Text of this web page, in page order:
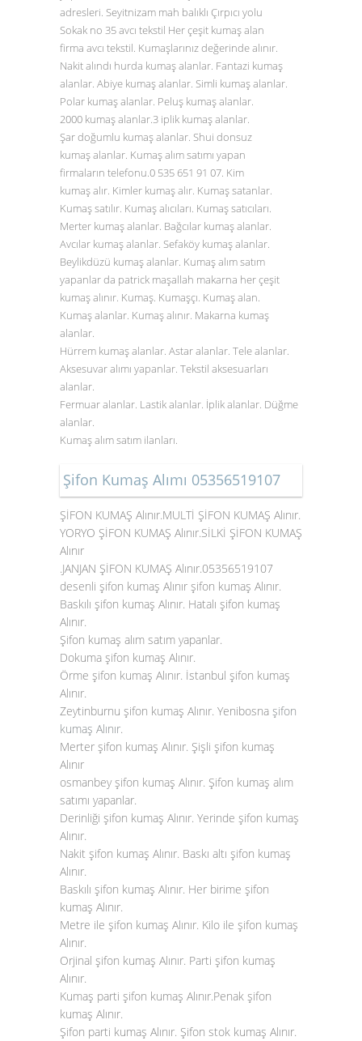
adresleri. Seyitnizam mah balıklı Çırpıcı yolu
Sokak no 35 avcı tekstil Her çeşit kumaş alan
firma avcı tekstil. Kumaşlarınız değerinde alınır.
Nakit alındı hurda kumaş alanlar. Fantazi kumaş
alanlar. Abiye kumaş alanlar. Simli kumaş alanlar.
Polar kumaş alanlar. Peluş kumaş alanlar.
2000 kumaş alanlar.3 iplik kumaş alanlar.
Şar doğumlu kumaş alanlar. Shui donsuz
kumaş alanlar. Kumaş alım satımı yapan
firmaların telefonu.0 535 651 91 07. Kim
kumaş alır. Kimler kumaş alır. Kumaş satanlar.
Kumaş satılır. Kumaş alıcıları. Kumaş satıcıları.
Merter kumaş alanlar. Bağcılar kumaş alanlar.
Avcılar kumaş alanlar. Sefaköy kumaş alanlar.
Beylikdüzü kumaş alanlar. Kumaş alım satım
yapanlar da patrick maşallah makarna her çeşit
kumaş alınır. Kumaş. Kumaşçı. Kumaş alan.
Kumaş alanlar. Kumaş alınır. Makarna kumaş
alanlar.
Hürrem kumaş alanlar. Astar alanlar. Tele alanlar.
Aksesuvar alımı yapanlar. Tekstil aksesuarları
alanlar.
Fermuar alanlar. Lastik alanlar. İplik alanlar. Düğme
alanlar.
Kumaş alım satım ilanları.
Şifon Kumaş Alımı 05356519107
ŞİFON KUMAŞ Alınır.MULTİ ŞİFON KUMAŞ Alınır.
YORYO ŞİFON KUMAŞ Alınır.SİLKİ ŞİFON KUMAŞ
Alınır
.JANJAN ŞİFON KUMAŞ Alınır.05356519107
desenli şifon kumaş Alınır şifon kumaş Alınır.
Baskılı şifon kumaş Alınır. Hatalı şifon kumaş
Alınır.
Şifon kumaş alım satım yapanlar.
Dokuma şifon kumaş Alınır.
Örme şifon kumaş Alınır. İstanbul şifon kumaş
Alınır.
Zeytinburnu şifon kumaş Alınır. Yenibosna şifon
kumaş Alınır.
Merter şifon kumaş Alınır. Şişli şifon kumaş
Alınır
osmanbey şifon kumaş Alınır. Şifon kumaş alım
satımı yapanlar.
Derinliği şifon kumaş Alınır. Yerinde şifon kumaş
Alınır.
Nakit şifon kumaş Alınır. Baskı altı şifon kumaş
Alınır.
Baskılı şifon kumaş Alınır. Her birime şifon
kumaş Alınır.
Metre ile şifon kumaş Alınır. Kilo ile şifon kumaş
Alınır.
Orjinal şifon kumaş Alınır. Parti şifon kumaş
Alınır.
Kumaş parti şifon kumaş Alınır.Penak şifon
kumaş Alınır.
Şifon parti kumaş Alınır. Şifon stok kumaş Alınır.